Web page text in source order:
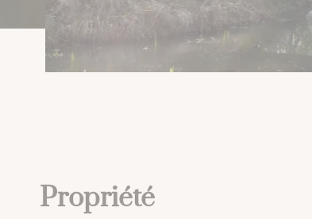
Propriété